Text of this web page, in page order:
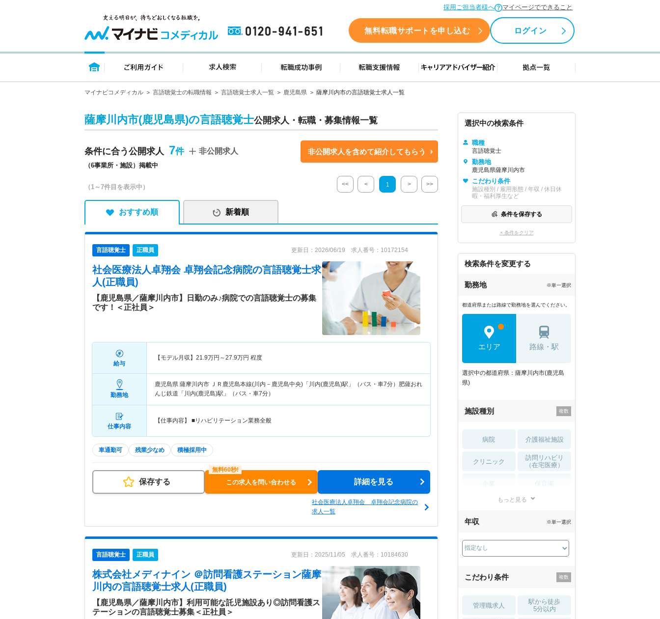
採用ご担当者様へ マイページでできること
0120-941-651 無料転職サポートを申し込む ログイン
トップページ ご利用ガイド 求人検索 転職成功事例 転職支援情報 キャリアアドバイザー紹介 拠点一覧
マイナビコメディカル 言語聴覚士の転職情報 言語聴覚士求人一覧 鹿児島県 薩摩川内市の言語聴覚士求人一覧
薩摩川内市(鹿児島県)の言語聴覚士公開求人・転職・募集情報一覧
条件に合う公開求人 7
（6事業所・施設）掲載中
非公開求人 非公開求人を含めて紹介してもらう
（1～7件目を表示中） << < 1 > >>
おすすめ順 新着順
言語聴覚士 正職員 更新日：2026/06/19 求人番号：10172154
社会医療法人卓翔会 卓翔会記念病院の言語聴覚士求
人(正職員)
【鹿児島県／薩摩川内市】日勤のみ♪病院での言語聴覚士の募集
です！＜正社員＞
給与
【モデル月収】 21.9万円～27.9万円 程度
勤務地
鹿児島県 薩摩川内市 ＪＲ鹿児島本線(川内－鹿児島中央)「川内(鹿児島)駅」（バス・車7分）肥薩おれ
んじ鉄道「川内(鹿児島)駅」（バス・車7分）
仕事内容
【仕事内容】 ■リハビリテーション業務全般
車通勤可 残業少なめ 積極採用中
保存する この求人を問い合わせる 詳細を見る
社会医療法人卓翔会 卓翔会記念病院の
求人一覧
言語聴覚士 正職員 更新日：2025/11/05 求人番号：10184630
株式会社メディナイン ＠訪問看護ステーション薩摩
川内の言語聴覚士求人(正職員)
【鹿児島県／薩摩川内市】利用可能な託児施設あり◎訪問看護ス
テーションの言語聴覚士募集＜正社員＞
選択中の検索条件
職種
言語聴覚士
勤務地
鹿児島県薩摩川内市
こだわり条件
施設種別 / 雇用形態 / 年収 / 休日休
暇・福利厚生など
条件を保存する
× 条件をクリア
検索条件を変更する
勤務地 ※単一選択
都道府県または路線で勤務地を選んでください。
エリア 路線・駅
選択中の都道府県：薩摩川内市(鹿児島
県)
施設種別
病院 介護福祉施設
クリニック
訪問リハビリ
（在宅医療）
薬局・
もっと見る
年収 ※単一選択
こだわり条件
管理職求人
駅から徒歩
5分以内